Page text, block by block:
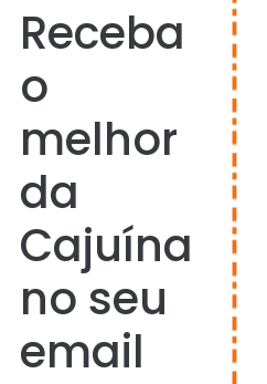
Receba
o
melhor
da
Cajuína
no seu
email